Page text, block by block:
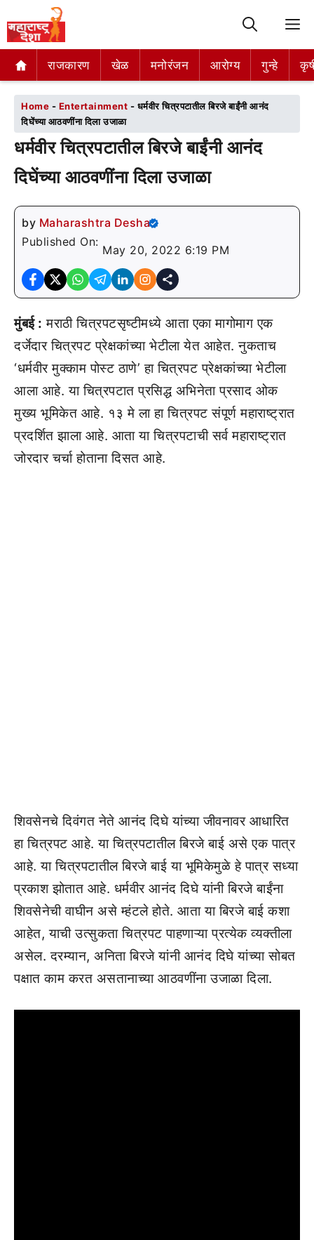
राजकारण खेळ मनोरंजन आरोग्य गुन्हे
राजकारण खेळ मनोरंजन आरोग्य गुन्हे
Home - Entertainment - धर्मवीर चित्रपटातील बिरजे बाईंनी आनंद
दिघेंच्या आठवणींना दिला उजाळा
धर्मवीर चित्रपटातील बिरजे बाईंनी आनंद
दिघेंच्या आठवणींना दिला उजाळा
by Maharashtra Desha
Published On:
May 20, 2022 6:19 PM
मुंबई : मराठी चित्रपटसृष्टीमध्ये आता एका मागोमाग एक
दर्जेदार चित्रपट प्रेक्षकांच्या भेटीला येत आहेत. नुकताच
‘धर्मवीर मुक्काम पोस्ट ठाणे’ हा चित्रपट प्रेक्षकांच्या भेटीला
आला आहे. या चित्रपटात प्रसिद्ध अभिनेता प्रसाद ओक
मुख्य भूमिकेत आहे. १३ मे ला हा चित्रपट संपूर्ण महाराष्ट्रात
प्रदर्शित झाला आहे. आता या चित्रपटाची सर्व महाराष्ट्रात
जोरदार चर्चा होताना दिसत आहे.
शिवसेनचे दिवंगत नेते आनंद दिघे यांच्या जीवनावर आधारित
हा चित्रपट आहे. या चित्रपटातील बिरजे बाई असे एक पात्र
आहे. या चित्रपटातील बिरजे बाई या भूमिकेमुळे हे पात्र सध्या
प्रकाश झोतात आहे. धर्मवीर आनंद दिघे यांनी बिरजे बाईंना
शिवसेनेची वाघीन असे म्हंटले होते. आता या बिरजे बाई कशा
आहेत, याची उत्सुकता चित्रपट पाहणाऱ्या प्रत्येक व्यक्तीला
असेल. दरम्यान, अनिता बिरजे यांनी आनंद दिघे यांच्या सोबत
पक्षात काम करत असतानाच्या आठवणींना उजाळा दिला.